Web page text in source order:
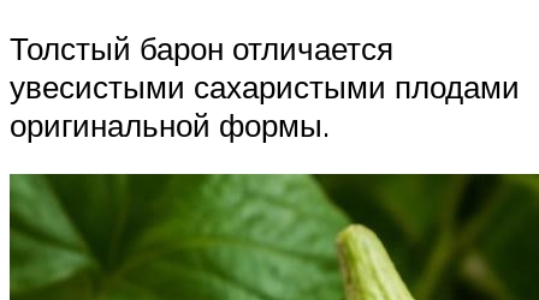
Толстый барон отличается
увесистыми сахаристыми плодами
оригинальной формы.